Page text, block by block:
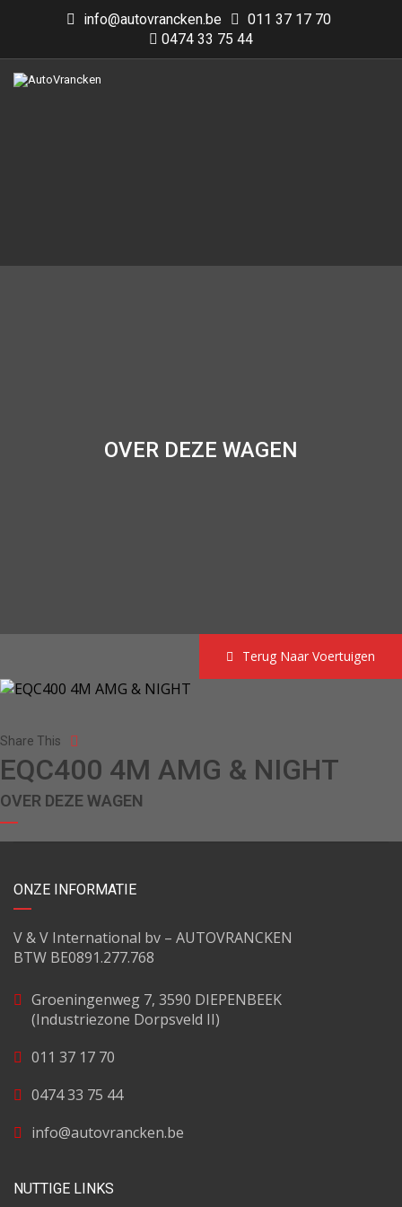
info@autovrancken.be
011 37 17 70
0474 33 75 44
OVER DEZE WAGEN
Terug Naar Voertuigen
Share This
EQC400 4M AMG & NIGHT
OVER DEZE WAGEN
ONZE INFORMATIE
V & V International bv – AUTOVRANCKEN
BTW BE0891.277.768
Groeningenweg 7, 3590 DIEPENBEEK
(Industriezone Dorpsveld II)
011 37 17 70
0474 33 75 44
info@autovrancken.be
NUTTIGE LINKS